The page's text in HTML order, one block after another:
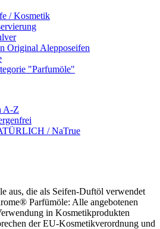
/ Kosmetik
Original Alepposeifen
"Parfumöle"
A-Z
/ NaTrue
aus, die als Seifen-Duftöl verwendet
Parfümöle: Alle angebotenen
in Kosmetikprodukten
der EU-Kosmetikverordnung und